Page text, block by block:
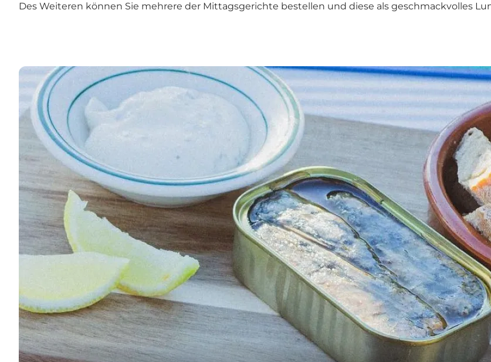
Des Weiteren können Sie mehrere der Mittagsgerichte bestellen und diese als geschmackvolles